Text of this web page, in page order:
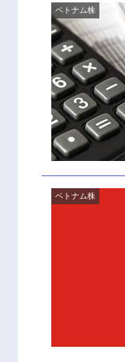
ベトナム株
ベトナム株